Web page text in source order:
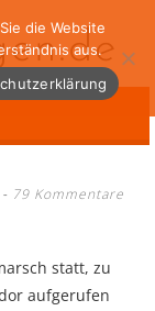
79 Kommentare
statt, zu
aufgerufen
die Website
aus.